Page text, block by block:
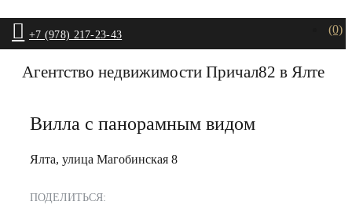
+7 (978) 217-23-43 (0)
Агентство недвижимости Причал82 в Ялте
Вилла с панорамным видом
Ялта, улица Магобинская 8
ПОДЕЛИТЬСЯ: